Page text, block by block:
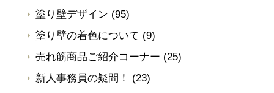
塗り壁デザイン (95)
塗り壁の着色について (9)
売れ筋商品ご紹介コーナー (25)
新人事務員の疑問！
(23)